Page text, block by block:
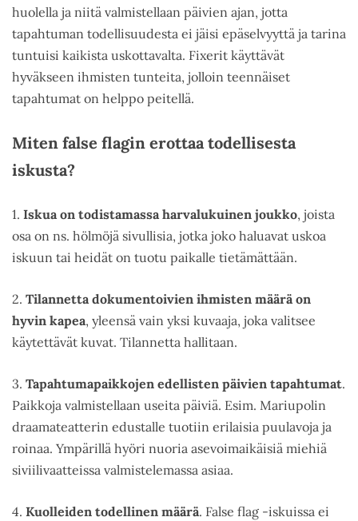
huolella ja niitä valmistellaan päivien ajan, jotta
tapahtuman todellisuudesta ei jäisi epäselvyyttä ja tarina
tuntuisi kaikista uskottavalta. Fixerit käyttävät
hyväkseen ihmisten tunteita, jolloin teennäiset
tapahtumat on helppo peitellä.
Miten false flagin erottaa todellisesta
iskusta?
1. Iskua on todistamassa harvalukuinen joukko, joista
osa on ns. hölmöjä sivullisia, jotka joko haluavat uskoa
iskuun tai heidät on tuotu paikalle tietämättään.
2. Tilannetta dokumentoivien ihmisten määrä on
hyvin kapea, yleensä vain yksi kuvaaja, joka valitsee
käytettävät kuvat. Tilannetta hallitaan.
3. Tapahtumapaikkojen edellisten päivien tapahtumat.
Paikkoja valmistellaan useita päiviä. Esim. Mariupolin
draamateatterin edustalle tuotiin erilaisia puulavoja ja
roinaa. Ympärillä hyöri nuoria asevoimaikäisiä miehiä
siviilivaatteissa valmistelemassa asiaa.
4. Kuolleiden todellinen määrä. False flag -iskuissa ei